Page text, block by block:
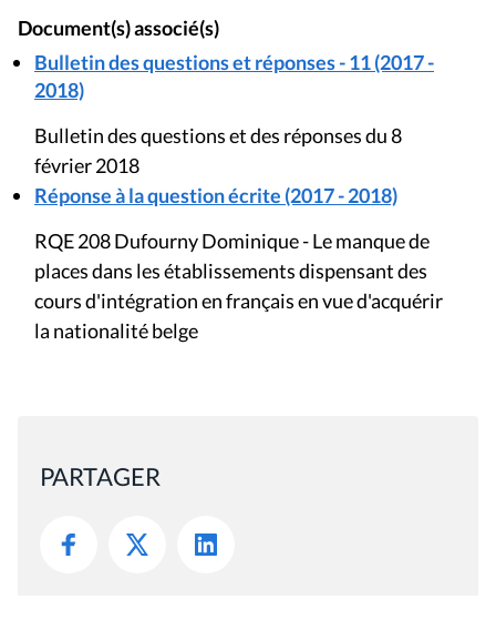
Document(s) associé(s)
Bulletin des questions et réponses - 11 (2017 -
2018)
Bulletin des questions et des réponses du 8
février 2018
Réponse à la question écrite (2017 - 2018)
RQE 208 Dufourny Dominique - Le manque de
places dans les établissements dispensant des
cours d'intégration en français en vue d'acquérir
la nationalité belge
PARTAGER